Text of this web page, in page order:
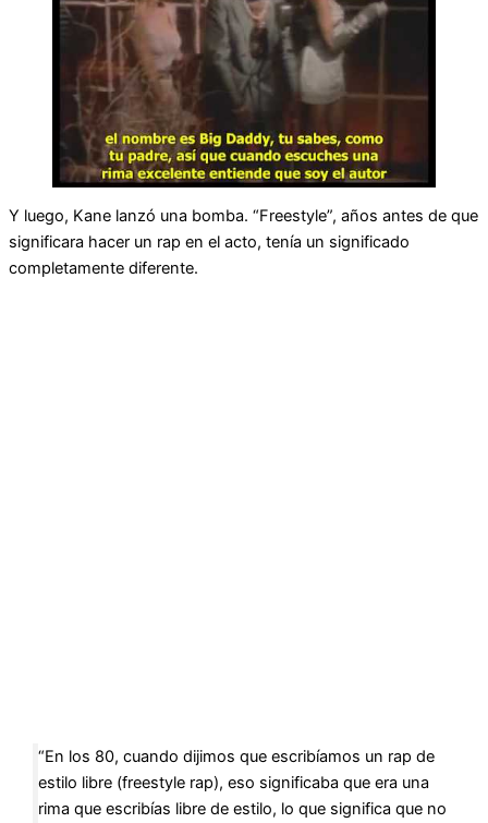
Y luego, Kane lanzó una bomba. “Freestyle”, años antes de que
significara hacer un rap en el acto, tenía un significado
completamente diferente.
“En los 80, cuando dijimos que escribíamos un rap de
estilo libre (freestyle rap), eso significaba que era una
rima que escribías libre de estilo, lo que significa que no